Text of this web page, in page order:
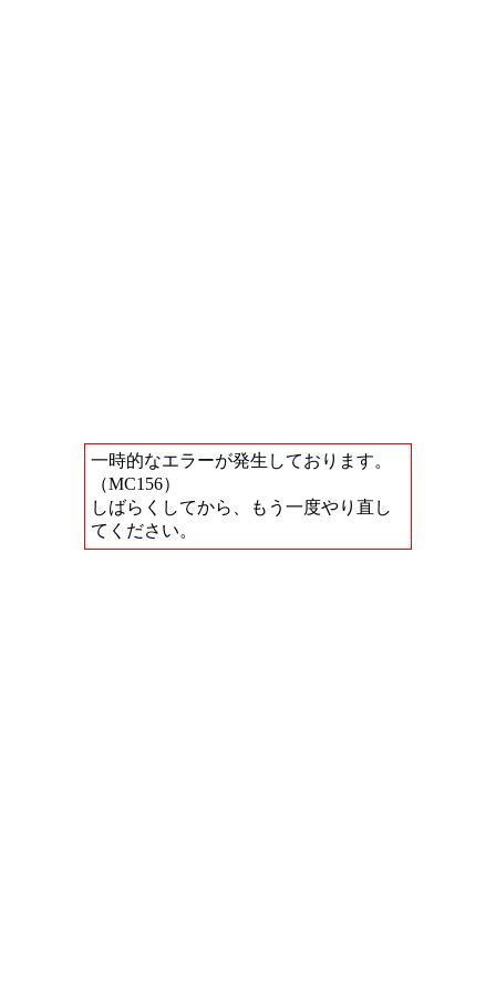
一時的なエラーが発生しております。
（MC156）
しばらくしてから、もう一度やり直し
てください。